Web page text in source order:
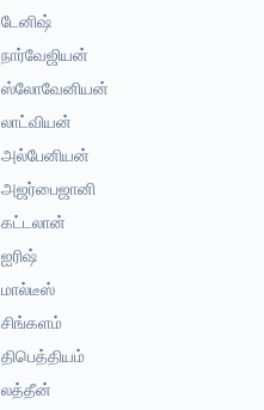
டேனிஷ்
நார்வேஜியன்
ஸ்லோவேனியன்
லாட்வியன்
அல்பேனியன்
அஜர்பைஜானி
கட்டலான்
ஐரிஷ்
மால்டீஸ்
சிங்களம்
திபெத்தியம்
லத்தீன்